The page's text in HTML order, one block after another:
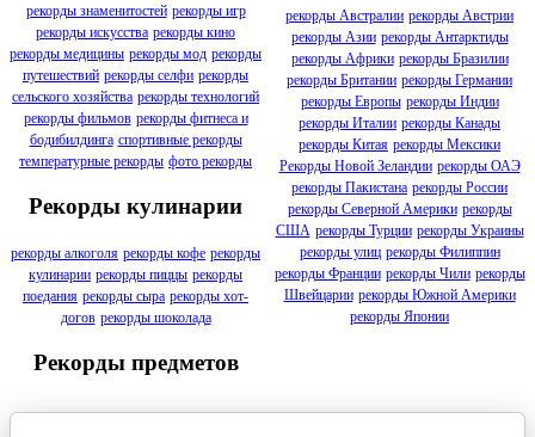
рекорды знаменитостей рекорды игр
рекорды искусства рекорды кино
рекорды медицины рекорды мод рекорды
путешествий рекорды селфи рекорды
сельского хозяйства рекорды технологий
рекорды фильмов рекорды фитнеса и
бодибилдинга спортивные рекорды
температурные рекорды фото рекорды
Рекорды кулинарии
рекорды алкоголя рекорды кофе рекорды
кулинарии рекорды пиццы рекорды
поедания рекорды сыра рекорды хот-
догов рекорды шоколада
Рекорды предметов
рекорды Австралии рекорды Австрии
рекорды Азии рекорды Антарктиды
рекорды Африки рекорды Бразилии
рекорды Британии рекорды Германии
рекорды Европы рекорды Индии
рекорды Италии рекорды Канады
рекорды Китая рекорды Мексики
Рекорды Новой Зеландии рекорды ОАЭ
рекорды Пакистана рекорды России
рекорды Северной Америки рекорды
США рекорды Турции рекорды Украины
рекорды улиц рекорды Филиппин
рекорды Франции рекорды Чили рекорды
Швейцарии рекорды Южной Америки
рекорды Японии